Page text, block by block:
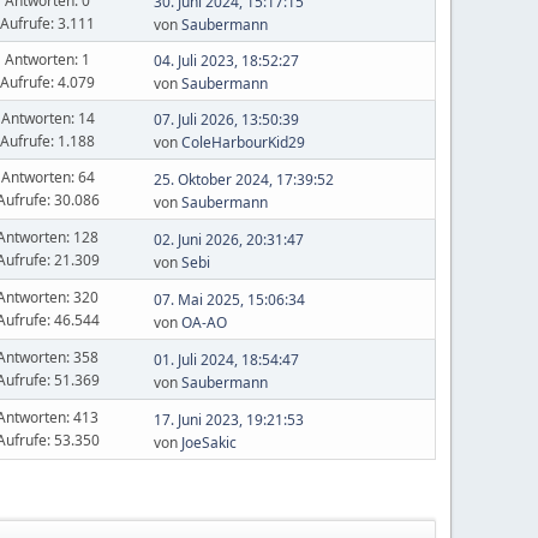
Aufrufe: 3.111
vonSaubermann
Antworten: 1
Aufrufe: 4.079
04. Juli 2023, 18:52:27
vonSaubermann
Antworten: 14
Aufrufe: 1.188
07. Juli 2026, 13:50:39
vonColeHarbourKid29
Antworten: 64
30.086
25. Oktober 2024, 17:39:52
vonSaubermann
128
21.309
02. Juni 2026, 20:31:47
vonSebi
320
46.544
07. Mai 2025, 15:06:34
vonOA-AO
358
51.369
01. Juli 2024, 18:54:47
vonSaubermann
413
53.350
17. Juni 2023, 19:21:53
von JoeSakic